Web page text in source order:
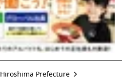
Hiroshima Prefecture